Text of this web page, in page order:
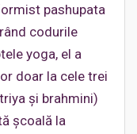
pashupata
codurile
yoga, el a
doar la cele trei
şi brahmini)
şcoală la